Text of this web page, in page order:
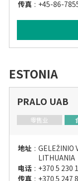
传真 : +45-86-
ESTONIA
PRALO UAB
零售业
地址 : GELEŽINIO
LITHUANIA
电话 : +370 5 230
传真 : +370 5 247